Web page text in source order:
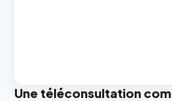
Une téléconsultation